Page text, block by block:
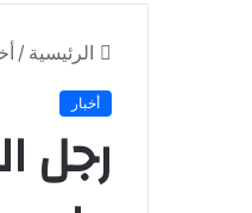
الرئيسية /
أخبار
رجل